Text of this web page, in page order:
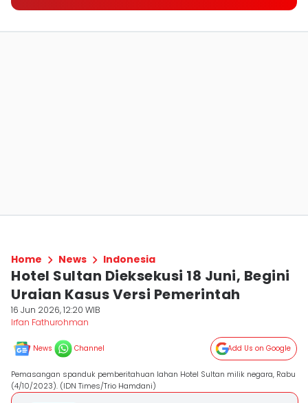
Home News Indonesia
Hotel Sultan Dieksekusi 18 Juni, Begini
Uraian Kasus Versi Pemerintah
16 Jun 2026, 12:20 WIB
Irfan Fathurohman
News Channel Add Us on Google
Pemasangan spanduk pemberitahuan lahan Hotel Sultan milik negara, Rabu
(4/10/2023). (IDN Times/Trio Hamdani)